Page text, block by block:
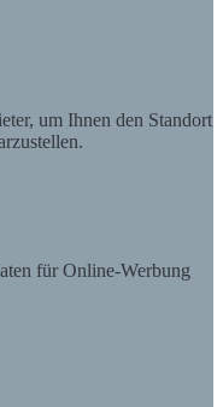
um Ihnen den Standort
für Online-Werbung